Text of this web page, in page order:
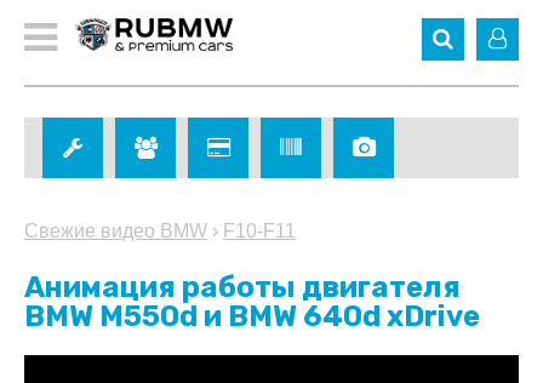
Свежие видео BMW › F10-F11
Анимация работы двигателя
BMW M550d и BMW 640d xDrive